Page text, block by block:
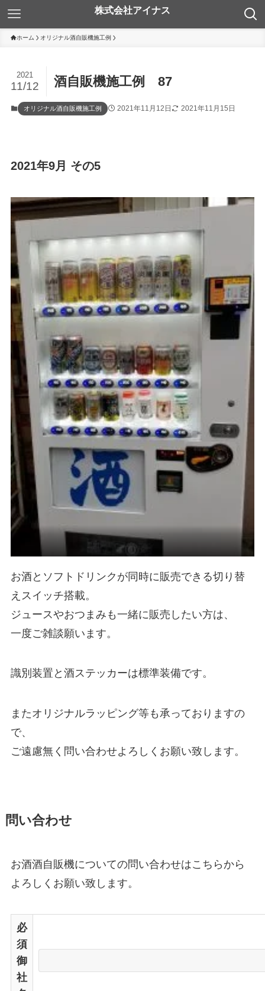
ホーム オリジナル酒自販機施工例
酒自販機施工例 87
2021
11/12
オリジナル酒自販機施工例 2021年11月12日 2021年11月15日
2021年9月 その5
お酒とソフトドリンクが同時に販売できる切り替
えスイッチ搭載。
ジュースやおつまみも一緒に販売したい方は、
一度ご雑談願います。
識別装置と酒ステッカーは標準装備です。
またオリジナルラッピング等も承っておりますの
で、
ご遠慮無く問い合わせよろしくお願い致します。
問い合わせ
お酒酒自販機についての問い合わせはこちらから
よろしくお願い致します。
必
須
御
社